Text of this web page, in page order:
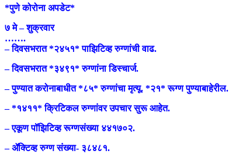
*पुणे कोरोना अपडेट*
७ मे – शुक्रवार
…….
– दिवसभरात *२४५१* पाझिटिव्ह रुग्णांची वाढ.
– दिवसभरात *३४९१* रुग्णांना डिस्चार्ज.
– पुण्यात करोनाबाधीत *८५* रुग्णांचा मृत्यू. *२१* रूग्ण पुण्याबाहेरील.
– *१४११* क्रिटिकल रुग्णांवर उपचार सुरू आहेत.
– एकूण पॉझिटिव्ह रूग्णसंख्या ४४१७०२.
– ॲक्टिव्ह रुग्ण संख्या- ३८४८१.